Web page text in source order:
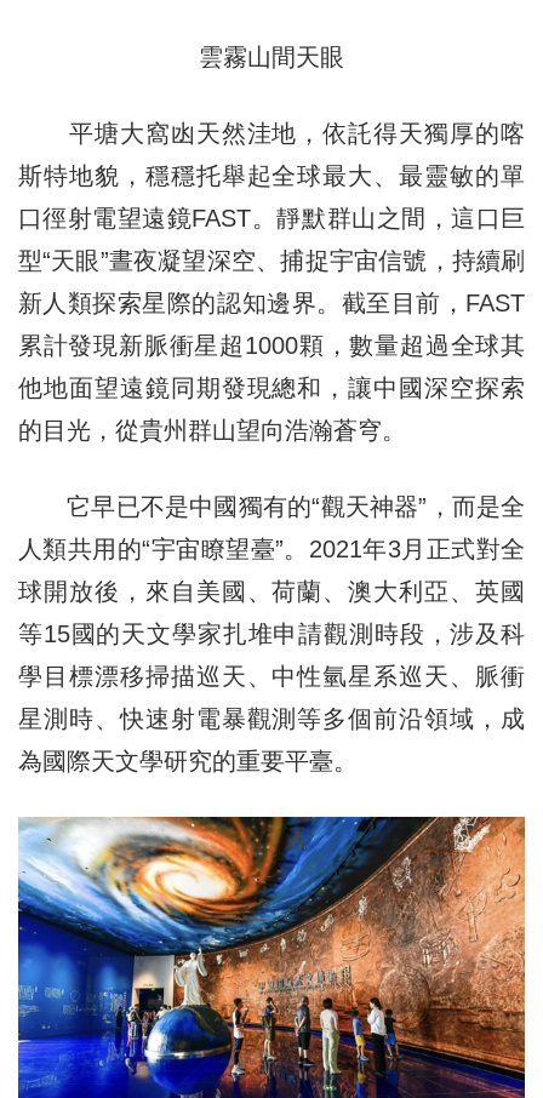
雲霧山間天眼
平塘大窩凼天然洼地，依託得天獨厚的喀
斯特地貌，穩穩托舉起全球最大、最靈敏的單
口徑射電望遠鏡FAST。靜默群山之間，這口巨
型“天眼”晝夜凝望深空、捕捉宇宙信號，持續刷
新人類探索星際的認知邊界。截至目前，FAST
累計發現新脈衝星超1000顆，數量超過全球其
他地面望遠鏡同期發現總和，讓中國深空探索
的目光，從貴州群山望向浩瀚蒼穹。
它早已不是中國獨有的“觀天神器”，而是全
人類共用的“宇宙瞭望臺”。2021年3月正式對全
球開放後，來自美國、荷蘭、澳大利亞、英國
等15國的天文學家扎堆申請觀測時段，涉及科
學目標漂移掃描巡天、中性氫星系巡天、脈衝
星測時、快速射電暴觀測等多個前沿領域，成
為國際天文學研究的重要平臺。